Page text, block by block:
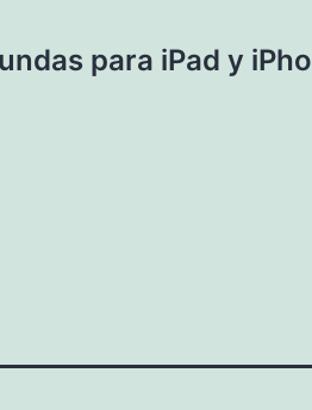
para iPad y